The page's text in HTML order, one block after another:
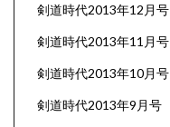
剣道時代2013年12月号
剣道時代2013年11月号
剣道時代2013年10月号
剣道時代2013年9月号